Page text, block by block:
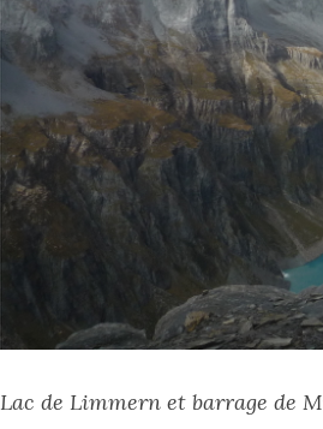
Lac de Limmern et barrage de